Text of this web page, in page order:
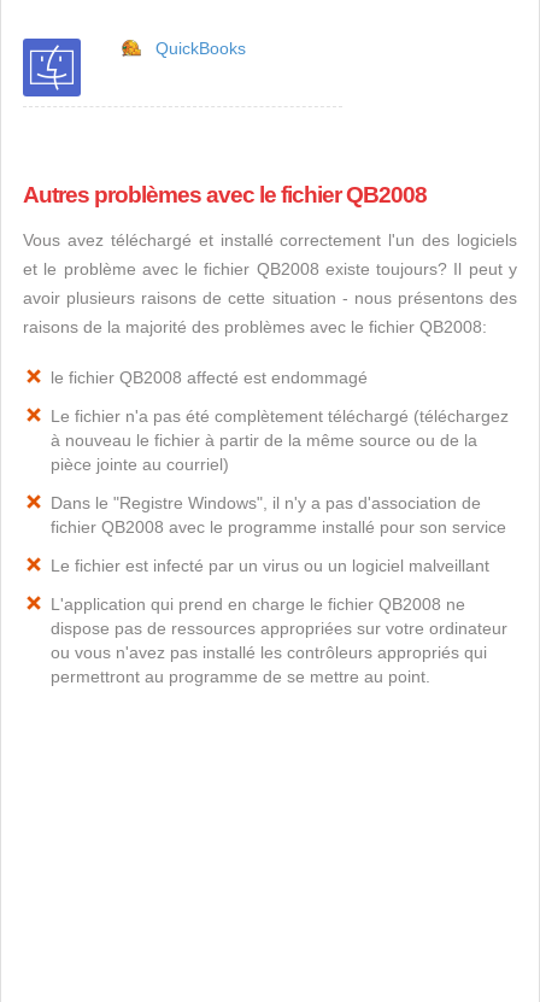
QuickBooks
Autres problèmes avec le fichier QB2008
Vous avez téléchargé et installé correctement l'un des logiciels
et le problème avec le fichier QB2008 existe toujours? Il peut y
avoir plusieurs raisons de cette situation - nous présentons des
raisons de la majorité des problèmes avec le fichier QB2008:
le fichier QB2008 affecté est endommagé
Le fichier n'a pas été complètement téléchargé (téléchargez
à nouveau le fichier à partir de la même source ou de la
pièce jointe au courriel)
Dans le "Registre Windows", il n'y a pas d'association de
fichier QB2008 avec le programme installé pour son service
Le fichier est infecté par un virus ou un logiciel malveillant
L'application qui prend en charge le fichier QB2008 ne
dispose pas de ressources appropriées sur votre ordinateur
ou vous n'avez pas installé les contrôleurs appropriés qui
permettront au programme de se mettre au point.